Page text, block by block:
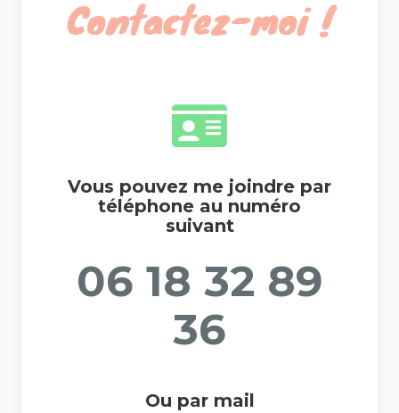
Contactez-moi !
Vous pouvez me joindre par
téléphone au numéro
suivant
06 18 32 89
36
Ou par mail